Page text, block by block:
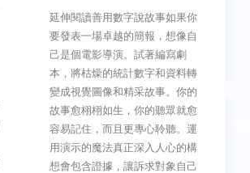
延伸閱讀善用數字說故事如果你
要發表一場卓越的簡報，想像自
己是個電影導演。試著編寫劇
本，將枯燥的統計數字和資料轉
變成視覺圖像和精采故事。你的
故事愈栩栩如生，你的聽眾就愈
容易記住，而且更專心聆聽。運
用演示的魔法真正深入人心的構
想會包含證據，讓訴求對象自己